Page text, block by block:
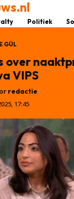
Politiek
GÜL
over
VIPS
redactie
17:45